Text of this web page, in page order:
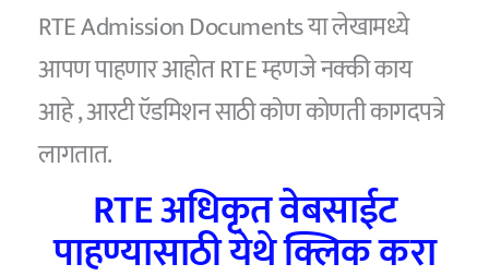
RTE Admission Documents या लेखामध्ये
आपण पाहणार आहोत RTE म्हणजे नक्की काय
आहे , आरटी ऍडमिशन साठी कोण कोणती कागदपत्रे
लागतात.
RTE अधिकृत वेबसाईट
पाहण्यासाठी येथे क्लिक करा